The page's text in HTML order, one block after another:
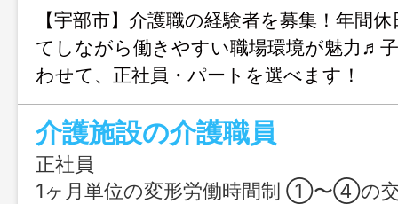
【宇部市】介護職の経験者を募集！年間
てしながら働きやすい職場環境が魅力♬
わせて、正社員・パートを選べます！
介護施設の介護職員
正社員
1ヶ月単位の変形労働時間制 ①〜④の交替制 ①08:30～17:30 ②07:00～16:00 ③10:00〜